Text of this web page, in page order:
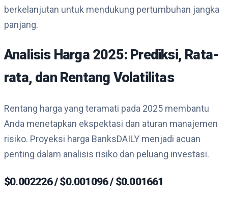
berkelanjutan untuk mendukung pertumbuhan jangka
panjang.
Analisis Harga 2025: Prediksi, Rata-
rata, dan Rentang Volatilitas
Rentang harga yang teramati pada 2025 membantu
Anda menetapkan ekspektasi dan aturan manajemen
risiko. Proyeksi harga BanksDAILY menjadi acuan
penting dalam analisis risiko dan peluang investasi.
$0.002226 / $0.001096 / $0.001661